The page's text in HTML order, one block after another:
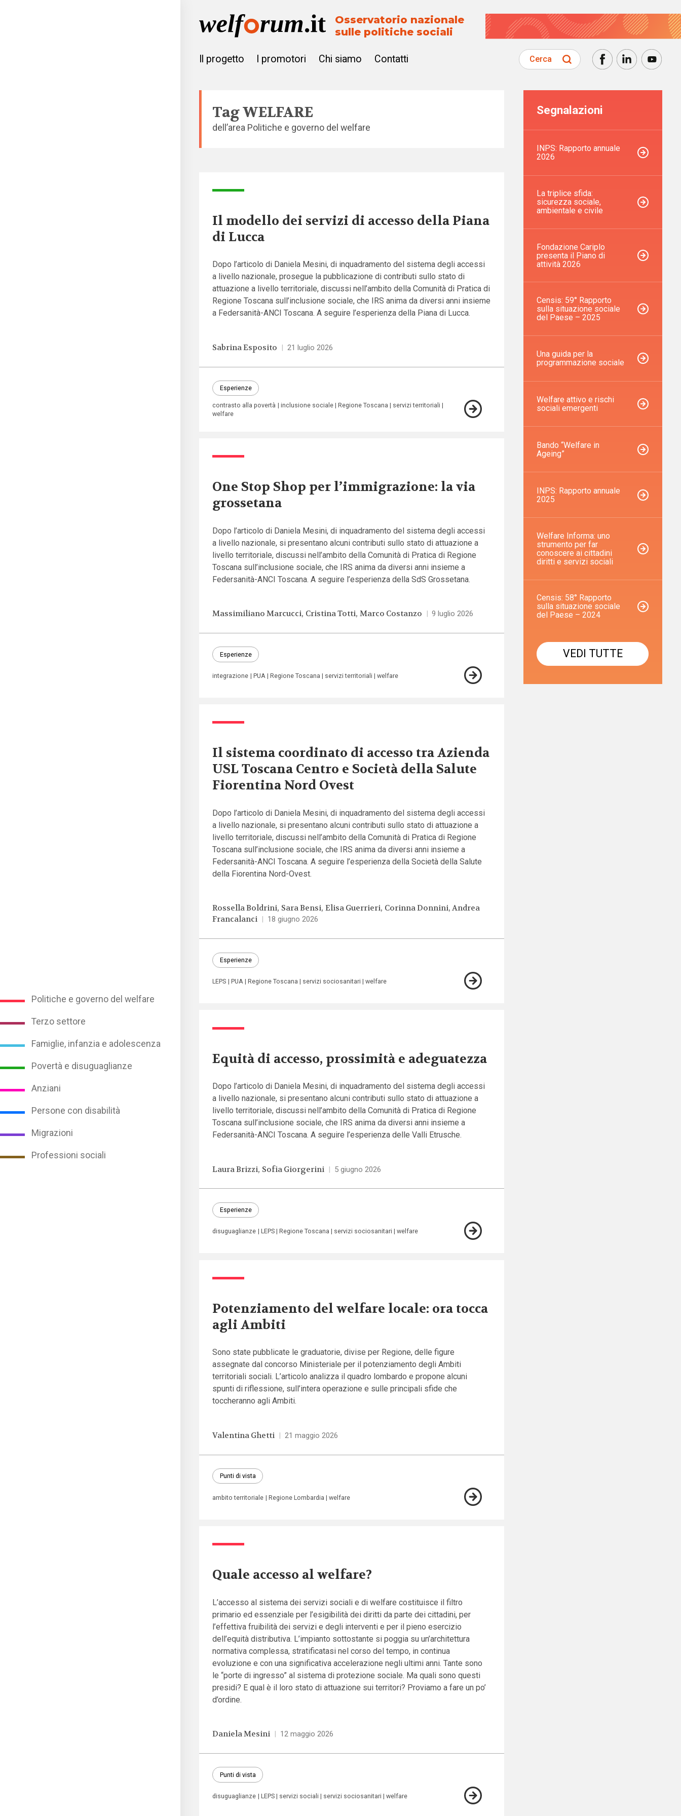
Politiche e governo del welfare
Terzo settore
Famiglie, infanzia e adolescenza
Povertà e disuguaglianze
Anziani
Persone con disabilità
Migrazioni
Professioni sociali
Osservatorio nazionale
sulle politiche sociali
Il progetto I promotori Chi siamo Contatti Cerca
TagWELFARE
dell’area Politiche e governo del welfare
Il modello dei servizi di accesso della Piana
di Lucca
Dopo l’articolo di Daniela Mesini, di inquadramento del sistema degli accessi
a livello nazionale, prosegue la pubblicazione di contributi sullo stato di
attuazione a livello territoriale, discussi nell’ambito della Comunità di Pratica di
Regione Toscana sull’inclusione sociale, che IRS anima da diversi anni insieme
a Federsanità-ANCI Toscana. A seguire l’esperienza della Piana di Lucca.
Sabrina Esposito | 21 luglio 2026
Esperienze
contrasto alla povertà inclusione sociale Regione Toscana
servizi territoriali
welfare
One Stop Shop per l’immigrazione: la via
grossetana
Dopo l’articolo di Daniela Mesini, di inquadramento del sistema degli accessi
a livello nazionale, si presentano alcuni contributi sullo stato di attuazione a
livello territoriale, discussi nell’ambito della Comunità di Pratica di Regione
Toscana sull’inclusione sociale, che IRS anima da diversi anni insieme a
Federsanità-ANCI Toscana. A seguire l’esperienza della SdS Grossetana.
Massimiliano Marcucci Cristina Totti Marco Costanzo | 9 luglio 2026
Esperienze
integrazione PUA Regione Toscana servizi territoriali welfare
Il sistema coordinato di accesso tra Azienda
USL Toscana Centro e Società della Salute
Fiorentina Nord Ovest
Dopo l’articolo di Daniela Mesini, di inquadramento del sistema degli accessi
a livello nazionale, si presentano alcuni contributi sullo stato di attuazione a
livello territoriale, discussi nell’ambito della Comunità di Pratica di Regione
Toscana sull’inclusione sociale, che IRS anima da diversi anni insieme a
Federsanità-ANCI Toscana. A seguire l’esperienza della Società della Salute
della Fiorentina Nord-Ovest.
Rossella Boldrini Sara Bensi Elisa Guerrieri Corinna Donnini Andrea
Francalanci
18 giugno 2026
Esperienze
LEPS PUA Regione Toscana servizi sociosanitari welfare
Equità di accesso, prossimità e adeguatezza
Dopo l’articolo di Daniela Mesini, di inquadramento del sistema degli accessi
a livello nazionale, si presentano alcuni contributi sullo stato di attuazione a
livello territoriale, discussi nell’ambito della Comunità di Pratica di Regione
Toscana sull’inclusione sociale, che IRS anima da diversi anni insieme a
Federsanità-ANCI Toscana. A seguire l’esperienza delle Valli Etrusche.
Laura Brizzi Sofia Giorgerini | 5 giugno 2026
Esperienze
disuguaglianze LEPS Regione Toscana servizi sociosanitari welfare
Potenziamento del welfare locale: ora tocca
agli Ambiti
Sono state pubblicate le graduatorie, divise per Regione, delle figure
assegnate dal concorso Ministeriale per il potenziamento degli Ambiti
territoriali sociali. L’articolo analizza il quadro lombardo e propone alcuni
spunti di riflessione, sull’intera operazione e sulle principali sfide che
toccheranno agli Ambiti.
Valentina Ghetti | 21 maggio 2026
Punti di vista
ambito territoriale Regione Lombardia welfare
Quale accesso al welfare?
L’accesso al sistema dei servizi sociali e di welfare costituisce il filtro
primario ed essenziale per l’esigibilità dei diritti da parte dei cittadini, per
l’effettiva fruibilità dei servizi e degli interventi e per il pieno esercizio
dell’equità distributiva. L’impianto sottostante si poggia su un’architettura
normativa complessa, stratificatasi nel corso del tempo, in continua
evoluzione e con una significativa accelerazione negli ultimi anni. Tante sono
le “porte di ingresso” al sistema di protezione sociale. Ma quali sono questi
presidi? E qual è il loro stato di attuazione sui territori? Proviamo a fare un po’
d’ordine.
Daniela Mesini | 12 maggio 2026
Punti di vista
disuguaglianze LEPS servizi sociali servizi sociosanitari welfare
Segnalazioni
INPS: Rapporto annuale
2026
La triplice sfida:
sicurezza sociale,
ambientale e civile
Fondazione Cariplo
presenta il Piano di
attività 2026
Censis: 59° Rapporto
sulla situazione sociale
del Paese – 2025
Una guida per la
programmazione sociale
Welfare attivo e rischi
sociali emergenti
Bando “Welfare in
Ageing”
INPS: Rapporto annuale
2025
Welfare Informa: uno
strumento per far
conoscere ai cittadini
diritti e servizi sociali
Censis: 58° Rapporto
sulla situazione sociale
del Paese – 2024
VEDI TUTTE